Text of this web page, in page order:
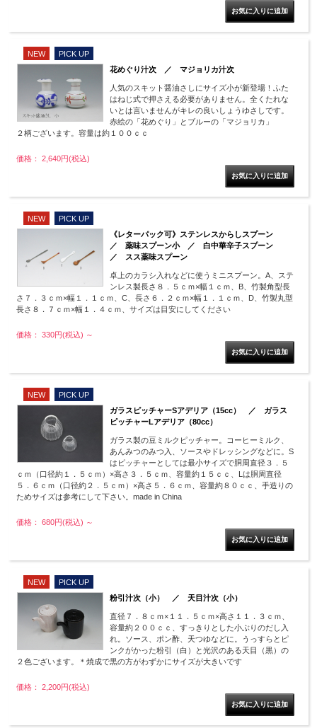
NEW
PICK UP
花めぐり汁次 ／ マジョリカ汁次
人気のスキット醤油さしにサイズ小が新登場！ふた
はねじ式で押さえる必要がありません。全くたれな
いとは言いませんがキレの良いしょうゆさしです。
赤絵の「花めぐり」とブルーの「マジョリカ」
２柄ございます。容量は約１００ｃｃ
価格： 2,640円(税込)
NEW
PICK UP
《レターパック可》ステンレスからしスプーン
／ 薬味スプーン小 ／ 白中華辛子スプーン
／ スス薬味スプーン
卓上のカラシ入れなどに使うミニスプーン。A、ステ
ンレス製長さ８．５ｃｍ×幅１ｃｍ、B、竹製角型長
さ７．３ｃｍ×幅１．１ｃｍ、C、長さ６．２ｃｍ×幅１．１ｃｍ、D、竹製丸型
長さ８．７ｃｍ×幅１．４ｃｍ、サイズは目安にしてください
価格： 330円(税込) ～
NEW
PICK UP
ガラスピッチャーSアデリア（15cc） ／ ガラス
ピッチャーLアデリア（80cc）
ガラス製の豆ミルクピッチャー。コーヒーミルク、
あんみつのみつ入、ソースやドレッシングなどに。S
はピッチャーとしては最小サイズで胴周直径３．５
ｃｍ（口径約１．５ｃｍ）×高さ３．５ｃｍ、容量約１５ｃｃ、Lは胴周直径
５．６ｃｍ（口径約２．５ｃｍ）×高さ５．６ｃｍ、容量約８０ｃｃ、手造りの
ためサイズは参考にして下さい。made in China
価格： 680円(税込) ～
NEW
PICK UP
粉引汁次（小） ／ 天目汁次（小）
直径７．８ｃｍ×１１．５ｃｍ×高さ１１．３ｃｍ、
容量約２００ｃｃ、すっきりとした小ぶりのだし入
れ。ソース、ポン酢、天つゆなどに。うっすらとピ
ンクがかった粉引（白）と光沢のある天目（黒）の
２色ございます。＊焼成で黒の方がわずかにサイズが大きいです
価格： 2,200円(税込)